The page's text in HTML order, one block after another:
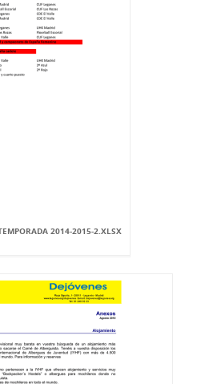
2014-2015-2.XLSX